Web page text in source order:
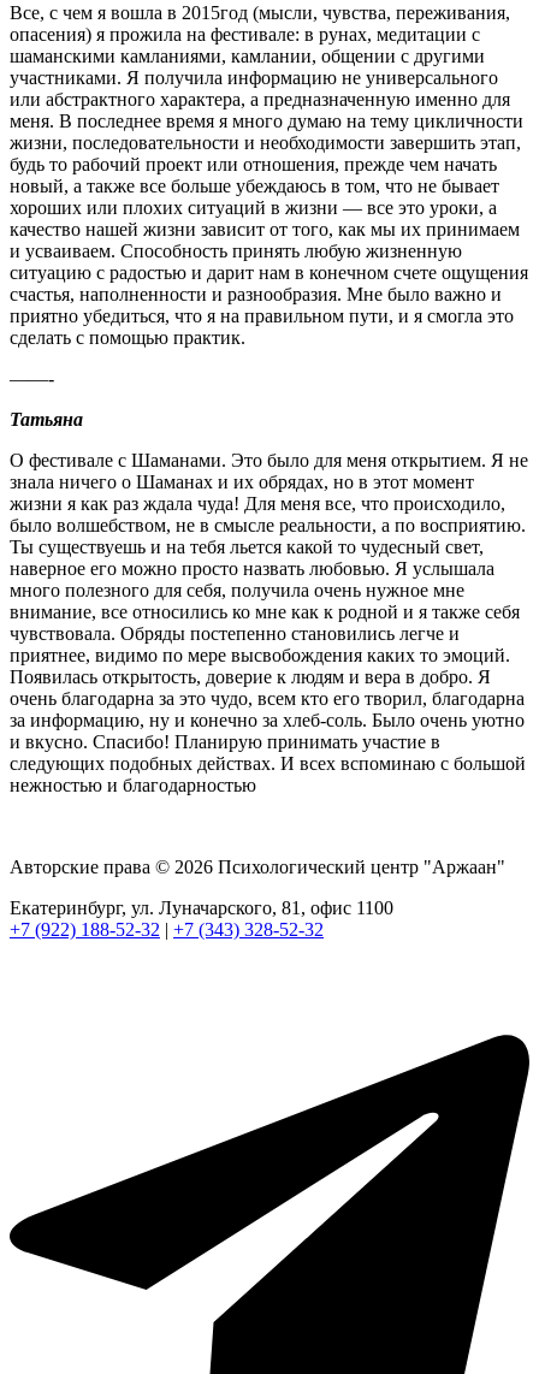
Все, с чем я вошла в 2015год (мысли, чувства, переживания,
опасения) я прожила на фестивале: в рунах, медитации с
шаманскими камланиями, камлании, общении с другими
участниками. Я получила информацию не универсального
или абстрактного характера, а предназначенную именно для
меня. В последнее время я много думаю на тему цикличности
жизни, последовательности и необходимости завершить этап,
будь то рабочий проект или отношения, прежде чем начать
новый, а также все больше убеждаюсь в том, что не бывает
хороших или плохих ситуаций в жизни — все это уроки, а
качество нашей жизни зависит от того, как мы их принимаем
и усваиваем. Способность принять любую жизненную
ситуацию с радостью и дарит нам в конечном счете ощущения
счастья, наполненности и разнообразия. Мне было важно и
приятно убедиться, что я на правильном пути, и я смогла это
сделать с помощью практик.
——-
Татьяна
О фестивале с Шаманами. Это было для меня открытием. Я не
знала ничего о Шаманах и их обрядах, но в этот момент
жизни я как раз ждала чуда! Для меня все, что происходило,
было волшебством, не в смысле реальности, а по восприятию.
Ты существуешь и на тебя льется какой то чудесный свет,
наверное его можно просто назвать любовью. Я услышала
много полезного для себя, получила очень нужное мне
внимание, все относились ко мне как к родной и я также себя
чувствовала. Обряды постепенно становились легче и
приятнее, видимо по мере высвобождения каких то эмоций.
Появилась открытость, доверие к людям и вера в добро. Я
очень благодарна за это чудо, всем кто его творил, благодарна
за информацию, ну и конечно за хлеб-соль. Было очень уютно
и вкусно. Спасибо! Планирую принимать участие в
следующих подобных действах. И всех вспоминаю с большой
нежностью и благодарностью
Авторские права © 2026 Психологический центр "Аржаан"
Екатеринбург, ул. Луначарского, 81, офис 1100
+7 (922) 188-52-32 | +7 (343) 328-52-32